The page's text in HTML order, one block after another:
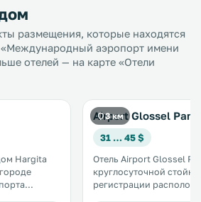
размещения, которые находятся
«Международный аэропорт имени
отелей — на карте «Отели
Hargita
3 км
Airport Glossel
31 … 45 $
Отель Airport Glossel
круглосуточной
регистрации